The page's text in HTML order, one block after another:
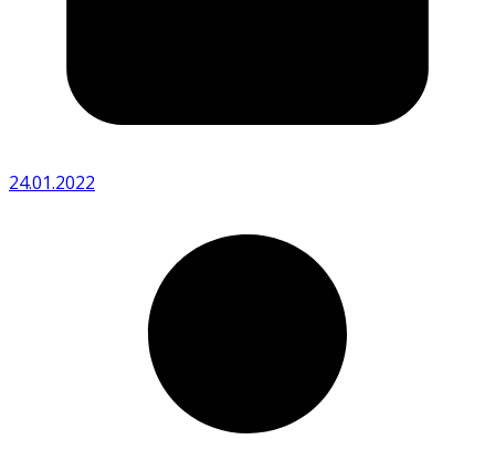
24.01.2022